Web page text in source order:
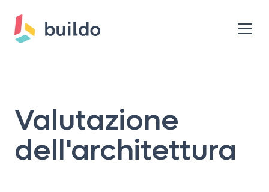
Valutazione
dell'architettura